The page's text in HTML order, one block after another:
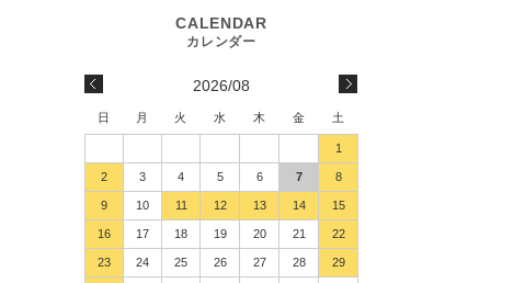
2026/08
日 月 火 水 木 金 土
1
2 3 4 5 6 7 8
9 10 11 12 13 14 15
16 17 18 19 20 21 22
23 24 25 26 27 28 29